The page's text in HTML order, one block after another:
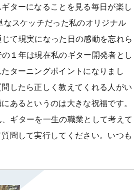
ターになることを見る毎日が楽し
なスケッチだった私のオリジナル
じて現実になった日の感動を忘れら
１年は現在私のギター開発者とし
ターニングポイントになりまし
したら正しく教えてくれる人がい
あるというのは大きな祝福です。
、ギターを一生の職業として考えて
問して実行してください。いつも